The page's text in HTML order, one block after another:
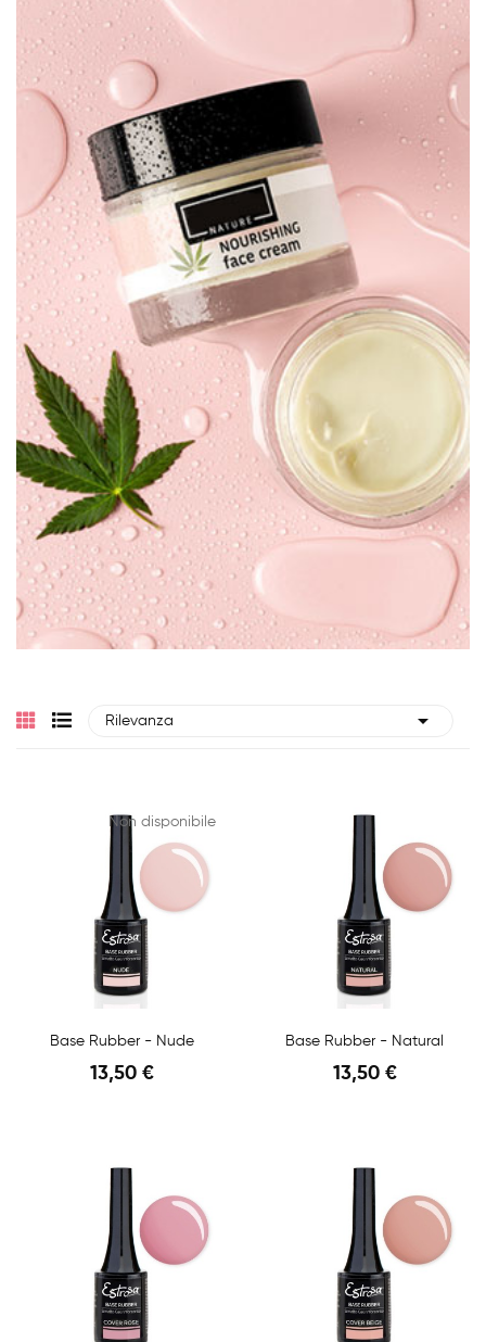
Rilevanza 
Non disponibile
Base Rubber - Nude
13,50 €
Base Rubber - Natural
13,50 €